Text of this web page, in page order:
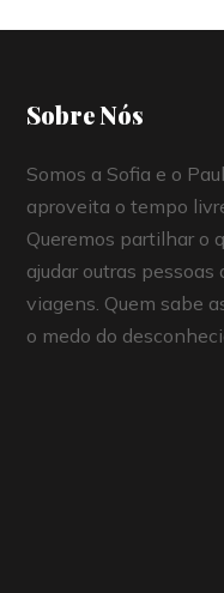
Sobre Nós
Somos a Sofia e o
aproveita o tempo
Queremos partilhar o
ajudar outras pessoas
viagens. Quem sabe
o medo do